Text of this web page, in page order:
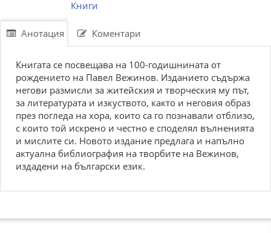
Книги
Анотация Коментари
Книгата се посвещава на 100-годишнината от
рождението на Павел Вежинов. Изданието съдържа
негови размисли за житейския и творческия му път,
за литературата и изкуството, както и неговия образ
през погледа на хора, които са го познавали отблизо,
с които той искрено и честно е споделял вълненията
и мислите си. Новото издание предлага и напълно
актуална библиография на творбите на Вежинов,
издадени на български език.